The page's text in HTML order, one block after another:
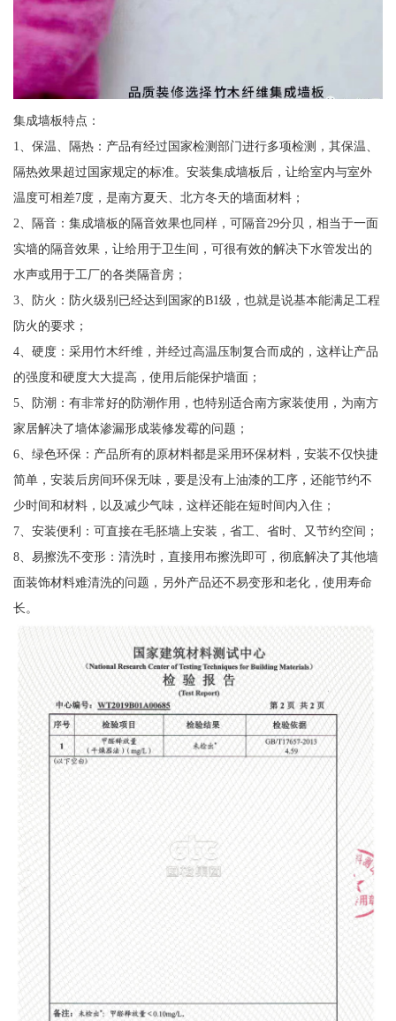
集成墙板特点：
1、保温、隔热：产品有经过国家检测部门进行多项检测，其保温、
隔热效果超过国家规定的标准。安装集成墙板后，让给室内与室外
温度可相差7度，是南方夏天、北方冬天的墙面材料；
2、隔音：集成墙板的隔音效果也同样，可隔音29分贝，相当于一面
实墙的隔音效果，让给用于卫生间，可很有效的解决下水管发出的
水声或用于工厂的各类隔音房；
3、防火：防火级别已经达到国家的B1级，也就是说基本能满足工程
防火的要求；
4、硬度：采用竹木纤维，并经过高温压制复合而成的，这样让产品
的强度和硬度大大提高，使用后能保护墙面；
5、防潮：有非常好的防潮作用，也特别适合南方家装使用，为南方
家居解决了墙体渗漏形成装修发霉的问题；
6、绿色环保：产品所有的原材料都是采用环保材料，安装不仅快捷
简单，安装后房间环保无味，要是没有上油漆的工序，还能节约不
少时间和材料，以及减少气味，这样还能在短时间内入住；
7、安装便利：可直接在毛胚墙上安装，省工、省时、又节约空间；
8、易擦洗不变形：清洗时，直接用布擦洗即可，彻底解决了其他墙
面装饰材料难清洗的问题，另外产品还不易变形和老化，使用寿命
长。